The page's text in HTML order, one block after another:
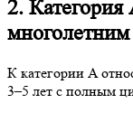
2.
К категории A
3–5 лет с полным